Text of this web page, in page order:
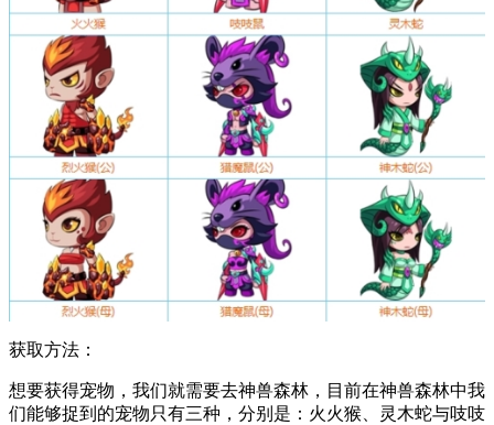
获取方法：
想要获得宠物，我们就需要去神兽森林，目前在神兽森林中我
们能够捉到的宠物只有三种，分别是：火火猴、灵木蛇与吱吱